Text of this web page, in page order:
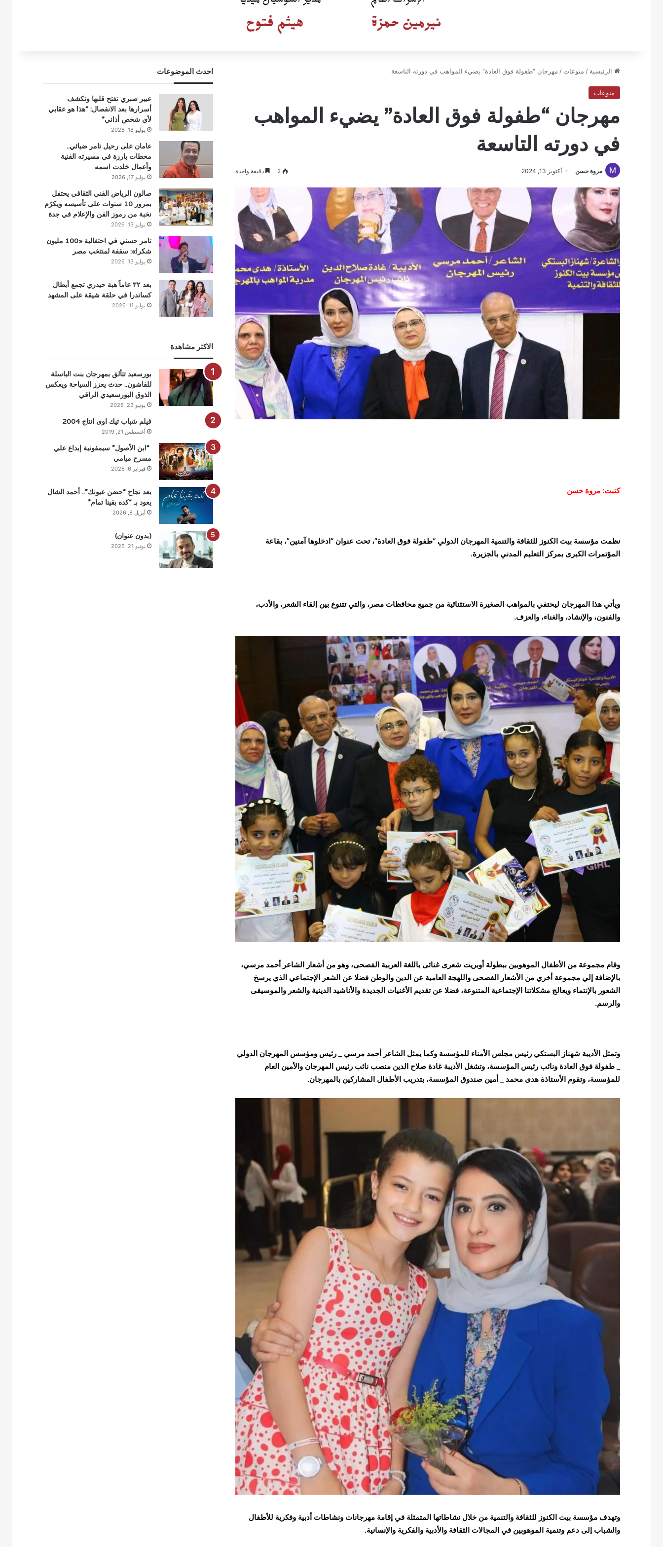
الرئيسية / منوعات / مهرجان “طفولة فوق العادة” يضيء المواهب في دورته التاسعة
منوعات
مهرجان “طفولة فوق العادة” يضيء المواهب
في دورته التاسعة
مروة حسن أكتوبر 13, 2024 2 دقيقة واحدة
كتبت: مروة حسن
نظمت مؤسسة بيت الكنوز للثقافة والتنمية المهرجان الدولي “طفولة فوق العادة”، تحت عنوان “ادخلوها آمنين”، بقاعة
المؤتمرات الكبرى بمركز التعليم المدني بالجزيرة.
ويأتي هذا المهرجان ليحتفي بالمواهب الصغيرة الاستثنائية من جميع محافظات مصر، والتي تتنوع بين إلقاء الشعر، والأدب،
والفنون، والإنشاد، والغناء، والعزف.
وقام مجموعة من الأطفال الموهوبين ببطولة أوبريت شعرى غنائى باللغة العربية الفصحى، وهو من أشعار الشاعر أحمد مرسي،
بالإضافة إلي مجموعة أخري من الأشعار الفصحى واللهجة العامية عن الدين والوطن فضلا عن الشعر الإجتماعي الذي يرسخ
الشعور بالإنتماء ويعالج مشكلاتنا الإجتماعية المتنوعة، فضلا عن تقديم الأغنيات الجديدة والأناشيد الدينية والشعر والموسيقى
والرسم.
وتمثل الأديبة شهناز البستكي رئيس مجلس الأمناء للمؤسسة وكما يمثل الشاعر أحمد مرسي _ رئيس ومؤسس المهرجان الدولي
_ طفولة فوق العادة ونائب رئيس المؤسسة، وتشغل الأديبة غادة صلاح الدين منصب نائب رئيس المهرجان والأمين العام
للمؤسسة، وتقوم الأستاذة هدى محمد _ أمين صندوق المؤسسة، بتدريب الأطفال المشاركين بالمهرجان.
وتهدف مؤسسة بيت الكنوز للثقافة والتنمية من خلال نشاطاتها المتمثلة في إقامة مهرجانات ونشاطات أدبية وفكرية للأطفال
والشباب إلى دعم وتنمية الموهوبين في المجالات الثقافة والأدبية والفكرية والإنسانية.
احدث الموضوعات
عبير صبري تفتح قلبها وتكشف
أسرارها بعد الانفصال: “هذا هو عقابي
لأي شخص أذاني”
يوليو 18, 2026
عامان على رحيل تامر ضيائي..
محطات بارزة في مسيرته الفنية
وأعمال خلدت اسمه
يوليو 17, 2026
صالون الرياض الفني الثقافي يحتفل
بمرور 10 سنوات على تأسيسه ويكرّم
نخبة من رموز الفن والإعلام في جدة
يوليو 13, 2026
تامر حسني في احتفالية «100 مليون
شكرا»: سقفة لمنتخب مصر
يوليو 13, 2026
بعد ٣٢ عاماً هبة حيدري تجمع أبطال
كساندرا في حلقة شيقة على المشهد
يوليو 11, 2026
الاكثر مشاهدة
بورسعيد تتألق بمهرجان بنت الباسلة
للفاشون.. حدث يعزز السياحة ويعكس
الذوق البورسعيدي الراقي
يونيو 23, 2026
فيلم شباب تيك اوى انتاج 2004
أغسطس 21, 2019
“ابن الأصول” سيمفونية إبداع علي
مسرح ميامي
فبراير 6, 2026
بعد نجاح “حضن عيونك”.. أحمد الشال
يعود بـ “كده بقينا تمام”
أبريل 8, 2026
(بدون عنوان)
يونيو 21, 2026